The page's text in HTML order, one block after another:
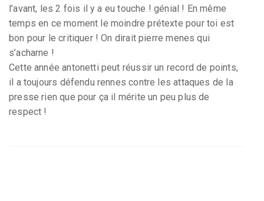
l’avant, les 2 fois il y a eu touche ! génial ! En même
temps en ce moment le moindre prétexte pour toi est
bon pour le critiquer ! On dirait pierre menes qui
s’acharne !
Cette année antonetti peut réussir un record de points,
il a toujours défendu rennes contre les attaques de la
presse rien que pour ça il mérite un peu plus de
respect !